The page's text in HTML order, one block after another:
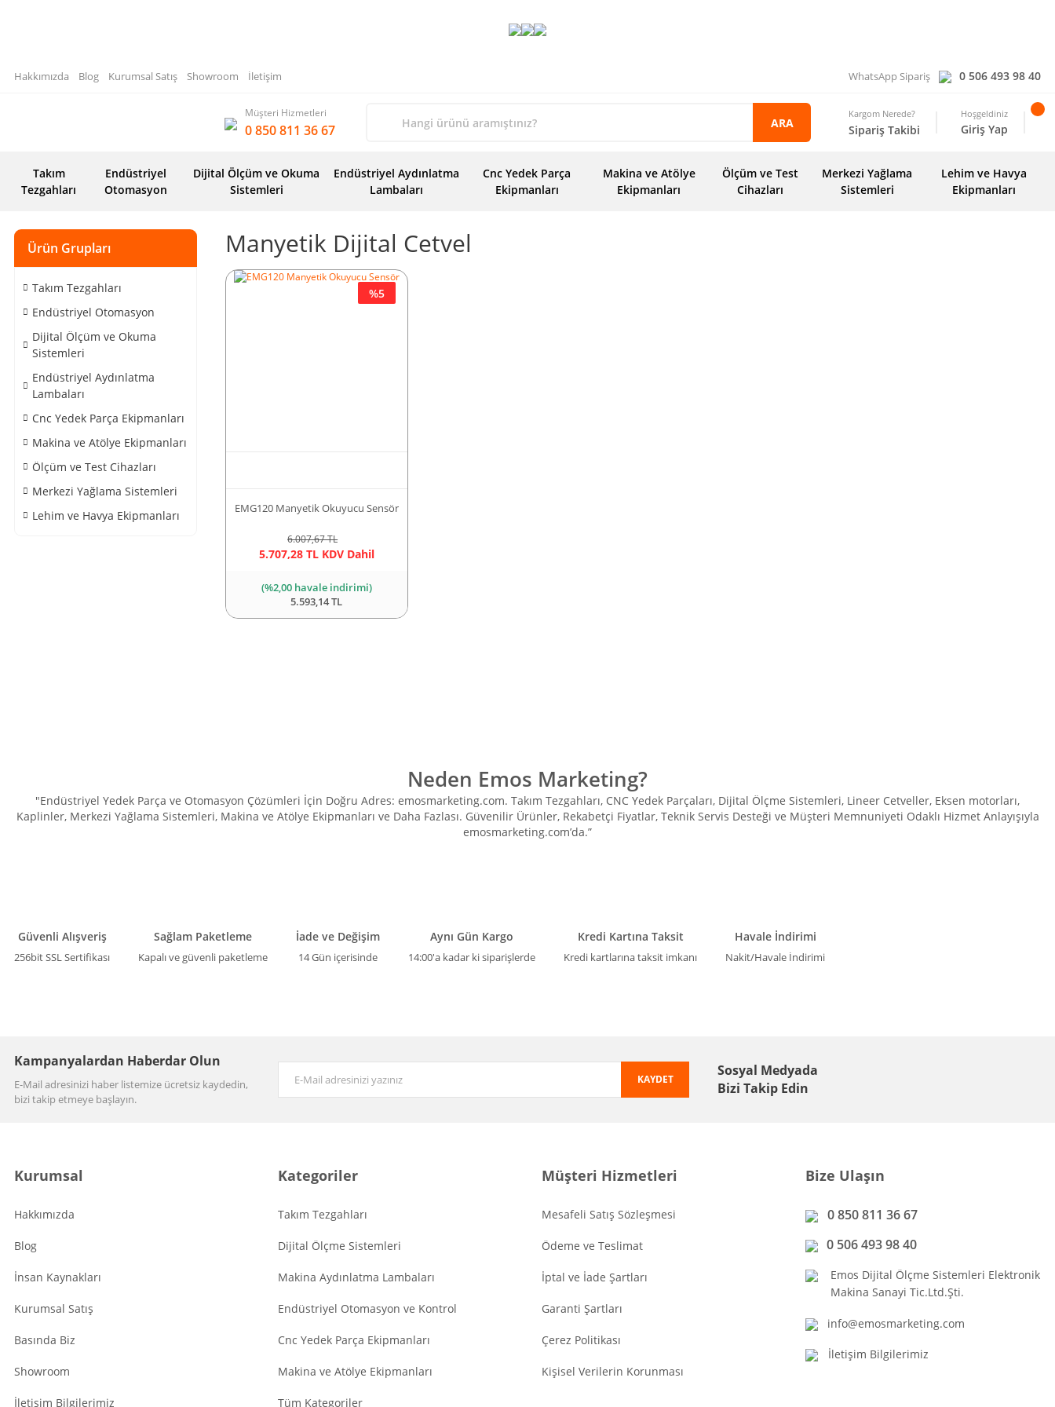
Hakkımızda Blog Kurumsal Satış Showroom İletişim WhatsApp Sipariş 0 506 493 98 40
Müşteri Hizmetleri
0 850 811 36 67 ARA
Kargom Nerede?
Sipariş Takibi
Hoşgeldiniz
Giriş Yap
Takım
Tezgahları
Endüstriyel
Otomasyon
Dijital Ölçüm ve Okuma
Sistemleri
Endüstriyel Aydınlatma
Lambaları
Cnc Yedek Parça
Ekipmanları
Makina ve Atölye
Ekipmanları
Ölçüm ve Test
Cihazları
Merkezi Yağlama
Sistemleri
Lehim ve Havya
Ekipmanları
Ürün Grupları
Takım Tezgahları
Endüstriyel Otomasyon
Dijital Ölçüm ve Okuma
Sistemleri
Endüstriyel Aydınlatma
Lambaları
Cnc Yedek Parça Ekipmanları
Makina ve Atölye Ekipmanları
Ölçüm ve Test Cihazları
Merkezi Yağlama Sistemleri
Lehim ve Havya Ekipmanları
Manyetik Dijital Cetvel
EMG120 Manyetik Okuyucu Sensör
6.007,67 TL
5.707,28 TL KDV Dahil
%5
(%2,00 havale indirimi)
5.593,14 TL
Neden Emos Marketing?
"Endüstriyel Yedek Parça ve Otomasyon Çözümleri İçin Doğru Adres: emosmarketing.com. Takım Tezgahları, CNC Yedek Parçaları, Dijital Ölçme Sistemleri, Lineer Cetveller, Eksen motorları,
Kaplinler, Merkezi Yağlama Sistemleri, Makina ve Atölye Ekipmanları ve Daha Fazlası. Güvenilir Ürünler, Rekabetçi Fiyatlar, Teknik Servis Desteği ve Müşteri Memnuniyeti Odaklı Hizmet Anlayışıyla
emosmarketing.com’da.”
Güvenli Alışveriş
256bit SSL Sertifikası
Sağlam Paketleme
Kapalı ve güvenli paketleme
İade ve Değişim
14 Gün içerisinde
Aynı Gün Kargo
14:00'a kadar ki siparişlerde
Kredi Kartına Taksit
Kredi kartlarına taksit imkanı
Havale İndirimi
Nakit/Havale İndirimi
Kampanyalardan Haberdar Olun
E-Mail adresinizi haber listemize ücretsiz kaydedin,
bizi takip etmeye başlayın.
KAYDET
Sosyal Medyada
Bizi Takip Edin
Kurumsal
Hakkımızda
Blog
İnsan Kaynakları
Kurumsal Satış
Basında Biz
Showroom
İletişim Bilgilerimiz
Kategoriler
Takım Tezgahları
Dijital Ölçme Sistemleri
Makina Aydınlatma Lambaları
Endüstriyel Otomasyon ve Kontrol
Cnc Yedek Parça Ekipmanları
Makina ve Atölye Ekipmanları
Tüm Kategoriler
Müşteri Hizmetleri
Mesafeli Satış Sözleşmesi
Ödeme ve Teslimat
İptal ve İade Şartları
Garanti Şartları
Çerez Politikası
Kişisel Verilerin Korunması
Bize Ulaşın
0 850 811 36 67
0 506 493 98 40
Emos Dijital Ölçme Sistemleri Elektronik
Makina Sanayi Tic.Ltd.Şti.
info@emosmarketing.com
İletişim Bilgilerimiz